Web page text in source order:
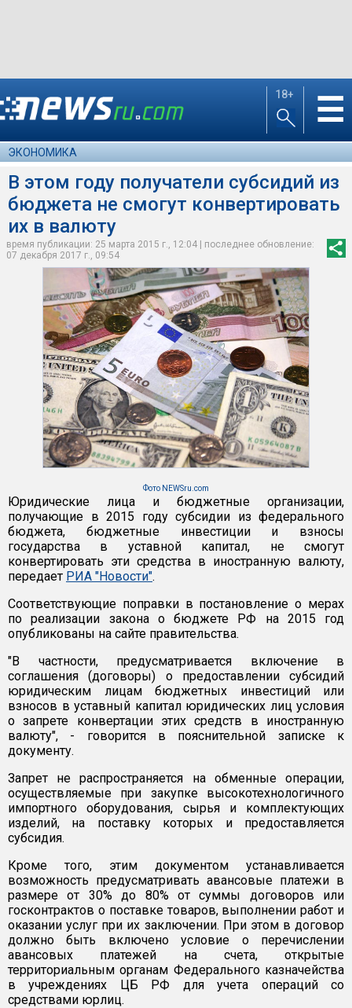
18+ ☰
ЭКОНОМИКА
В этом году получатели субсидий из
бюджета не смогут конвертировать
их в валюту
время публикации: 25 марта 2015 г., 12:04 | последнее обновление:
07 декабря 2017 г., 09:54
Фото NEWSru.com
Юридические лица и бюджетные организации,
получающие в 2015 году субсидии из федерального
бюджета, бюджетные инвестиции и взносы
государства в уставной капитал, не смогут
конвертировать эти средства в иностранную валюту,
передает РИА "Новости".
Соответствующие поправки в постановление о мерах
по реализации закона о бюджете РФ на 2015 год
опубликованы на сайте правительства.
"В частности, предусматривается включение в
соглашения (договоры) о предоставлении субсидий
юридическим лицам бюджетных инвестиций или
взносов в уставный капитал юридических лиц условия
о запрете конвертации этих средств в иностранную
валюту", - говорится в пояснительной записке к
документу.
Запрет не распространяется на обменные операции,
осуществляемые при закупке высокотехнологичного
импортного оборудования, сырья и комплектующих
изделий, на поставку которых и предоставляется
субсидия.
Кроме того, этим документом устанавливается
возможность предусматривать авансовые платежи в
размере от 30% до 80% от суммы договоров или
госконтрактов о поставке товаров, выполнении работ и
оказании услуг при их заключении. При этом в договор
должно быть включено условие о перечислении
авансовых платежей на счета, открытые
территориальным органам Федерального казначейства
в учреждениях ЦБ РФ для учета операций со
средствами юрлиц.